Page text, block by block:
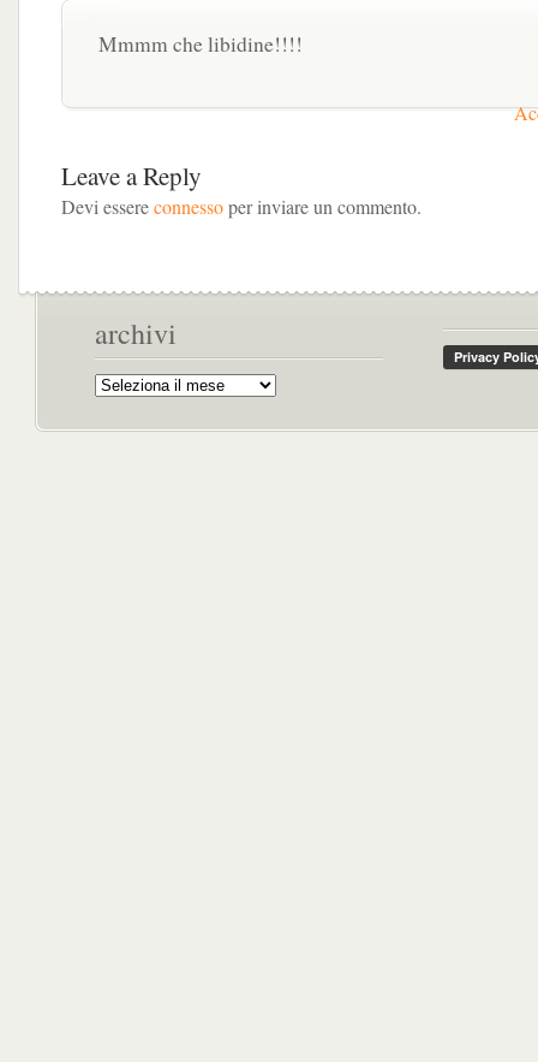
Mmmm che libidine!!!!
Leave a Reply
Devi essereconnessoper inviare un commento.
archivi
Archivi